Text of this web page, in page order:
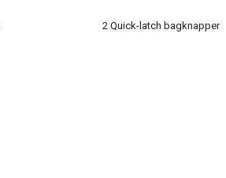
2 Quick-latch bagknapper